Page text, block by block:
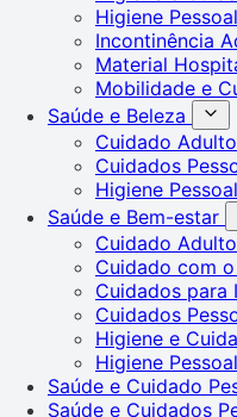
Higiene Pessoal
Incontinência
Material
Mobilidade e
Saúde e Beleza
Cuidado Adulto
Cuidados
Higiene Pessoal
Saúde e Bem-estar
Cuidado Adulto
Cuidado com
Cuidados para
Cuidados
Higiene e
Higiene Pessoal
Saúde e Cuidado
Saúde e Cuidados